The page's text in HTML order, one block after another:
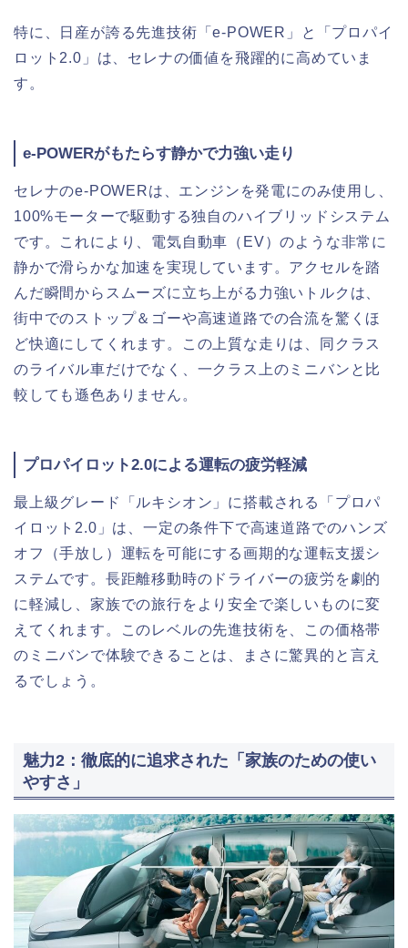
特に、日産が誇る先進技術「e-POWER」と「プロパイ
ロット2.0」は、セレナの価値を飛躍的に高めていま
す。
e-POWERがもたらす静かで力強い走り
セレナのe-POWERは、エンジンを発電にのみ使用し、
100%モーターで駆動する独自のハイブリッドシステム
です。これにより、電気自動車（EV）のような非常に
静かで滑らかな加速を実現しています。アクセルを踏
んだ瞬間からスムーズに立ち上がる力強いトルクは、
街中でのストップ＆ゴーや高速道路での合流を驚くほ
ど快適にしてくれます。この上質な走りは、同クラス
のライバル車だけでなく、一クラス上のミニバンと比
較しても遜色ありません。
プロパイロット2.0による運転の疲労軽減
最上級グレード「ルキシオン」に搭載される「プロパ
イロット2.0」は、一定の条件下で高速道路でのハンズ
オフ（手放し）運転を可能にする画期的な運転支援シ
ステムです。長距離移動時のドライバーの疲労を劇的
に軽減し、家族での旅行をより安全で楽しいものに変
えてくれます。このレベルの先進技術を、この価格帯
のミニバンで体験できることは、まさに驚異的と言え
るでしょう。
魅力2：徹底的に追求された「家族のための使い
やすさ」